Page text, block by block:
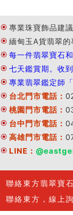
專業珠寶飾品建
緬甸玉A貨翡翠
每一件翡翠寶石
七天鑑賞期。收
專業翡翠鑑定師
台北門市電話：
桃園門市電話：
台中門市電話：
高雄門市電話：
LINE：
聯絡東方翡翠寶
聯絡東方，線上